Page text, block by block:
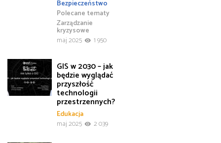
Bezpieczeństwo
Polecane tematy
Zarządzanie
kryzysowe
maj 2025
1 950
GIS w 2030 – jak
będzie wyglądać
przyszłość
technologii
przestrzennych?
Edukacja
maj 2025
2 039